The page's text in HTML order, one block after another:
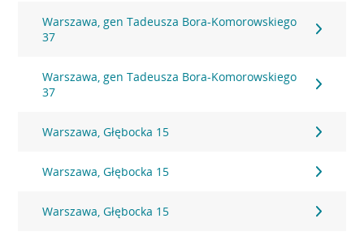
Warszawa, gen Tadeusza Bora-Komorowskiego
37
Warszawa, gen Tadeusza Bora-Komorowskiego
37
Warszawa, Głębocka 15
Warszawa, Głębocka 15
Warszawa, Głębocka 15